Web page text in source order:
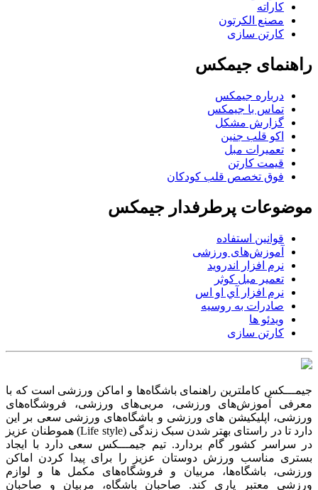
کاراته
مصنع الکرتون
کارتن سازی
راهنمای جیمکس
درباره جیمکس
تماس با جیمکس
گزارش مشکل
اکو قلب جنین
تعمیرات مبل
قیمت کارتن
فوق تخصص قلب کودکان
موضوعات پرطرفدار جیمکس
قوانین استفاده
آموزش‌های ورزشی
نرم افزار اندروید
تعمیر مبل کوثر
نرم افزار آي او اس
صادرات به روسیه
ویدئو ها
کارتن سازی
جیمـــکس کاملترین راهنمای باشگاه‌ها و اماکن ورزشی است که با
معرفی آموزش‌های ورزشی، مربی‌های ورزشی، فروشگاه‌های
ورزشی، اپلیکیشن های ورزشی و باشگاه‌های ورزشی سعی بر این
دارد تا در راستای بهتر شدن سبک زندگی (Life style) هموطنان عزیز
در سراسر کشور گام بردارد. تیم جیمـــکس سعی دارد با ایجاد
بستری مناسب ورزش دوستان عزیز را برای پیدا کردن اماکن
ورزشی، باشگاه‌ها، مربیان و فروشگاه‌های مکمل ها و لوازم
ورزشی معتبر یاری کند. صاحبان باشگاه‌، مربیان و صاحبان